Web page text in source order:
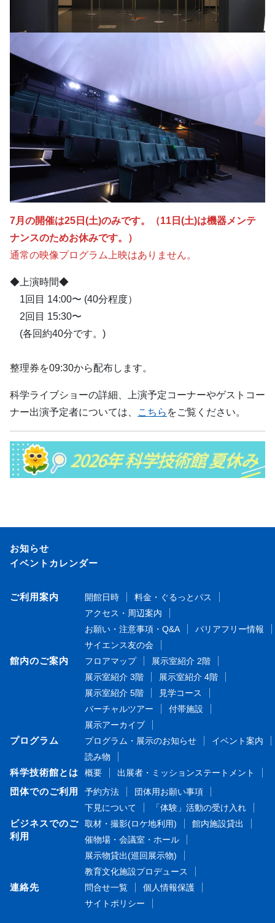
7月の開催は25日(土)のみです。（11日(土)は機器メンテ
ナンスのためお休みです。）
通常の映像プログラム上映はありません。
◆上演時間◆
1回目 14:00〜 (40分程度）
2回目 15:30〜
(各回約40分です。)
整理券を09:30から配布します。
科学ライブショーの詳細、上演予定コーナーやゲストコー
ナー出演予定者については、
こちら をご覧ください。
お知らせ
イベントカレンダー
ご利用案内 開館日時
料金・ぐるっとパス
アクセス・周辺案内
お願い・注意事項・Q&A
バリアフリー情報
サイエンス友の会
館内のご案内 フロアマップ
展示室紹介 2階
展示室紹介 3階
展示室紹介 4階
展示室紹介 5階
見学コース
バーチャルツアー
付帯施設
展示アーカイブ
プログラム プログラム・展示のお知らせ
イベント案内
読み物
科学技術館とは 概要 出展者・ミッションステートメント
団体でのご利用 予約方法
団体用お願い事項
下見について
「体験」活動の受け入れ
ビジネスでのご
利用
取材・撮影(ロケ地利用)
館内施設貸出
催物場・会議室・ホール
展示物貸出(巡回展示物)
教育文化施設プロデュース
連絡先 問合せ一覧
個人情報保護
サイトポリシー